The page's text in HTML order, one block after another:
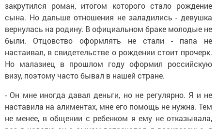
закрутился роман, итогом которого стало рождение
сына. Но дальше отношения не заладились - девушка
вернулась на родину. В официальном браке молодые не
были. Отцовство оформлять не стали - папа не
настаивал, в свидетельстве о рождении стоит прочерк.
Но малазиец в прошлом году оформил российскую
визу, поэтому часто бывал в нашей стране.
- Он мне иногда давал деньги, но не регулярно. Я и не
наставила на алиментах, мне его помощь не нужна. Тем
не менее, в общении с ребенком я ему не отказывала,